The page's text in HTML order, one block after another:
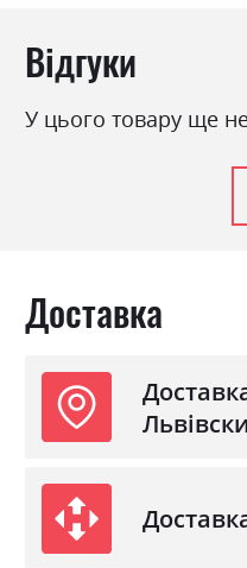
Відгуки
У цього товару ще
Доставка